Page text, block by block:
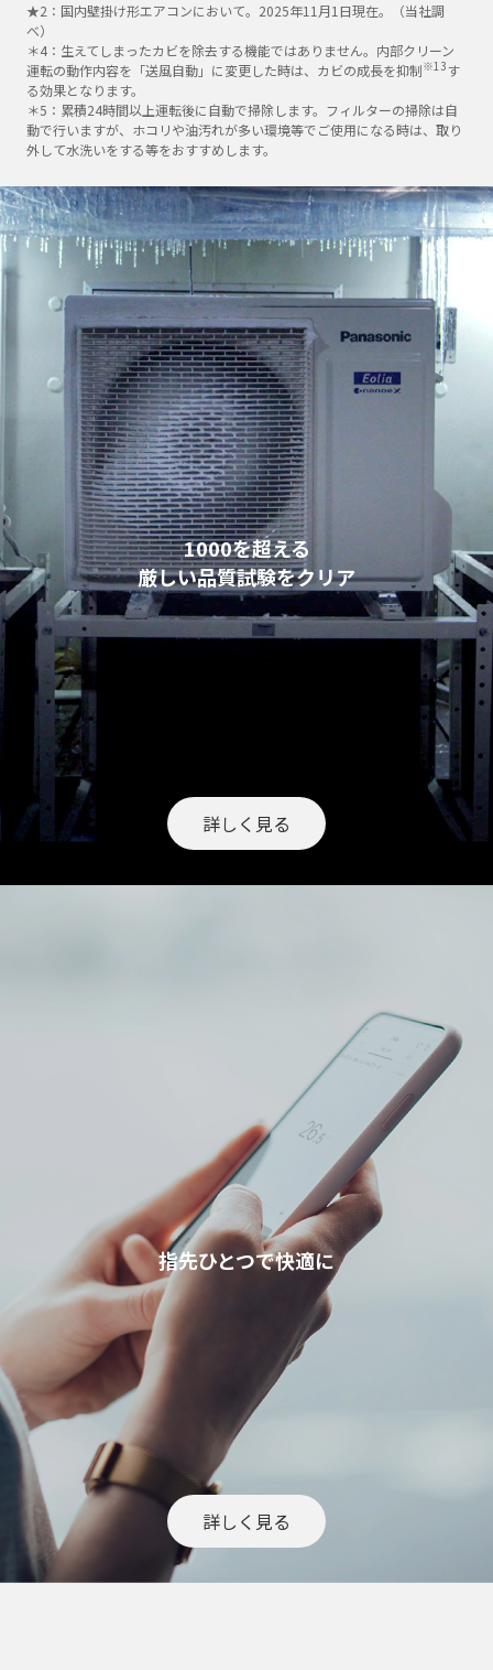
★2：国内壁掛け形エアコンにおいて。2025年11月1日現在。（当社調
べ）
＊4：生えてしまったカビを除去する機能ではありません。内部クリーン
運転の動作内容を「送風自動」に変更した時は、カビの成長を抑制※13す
る効果となります。
＊5：累積24時間以上運転後に自動で掃除します。フィルターの掃除は自
動で行いますが、ホコリや油汚れが多い環境等でご使用になる時は、取り
外して水洗いをする等をおすすめします。
1000を超える
厳しい品質試験をクリア
詳しく見る
指先ひとつで快適に
詳しく見る